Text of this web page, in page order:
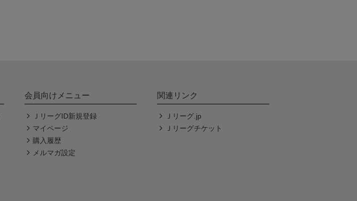
会員向けメニュー
ＪリーグID新規登録
マイページ
購入履歴
メルマガ設定
関連リンク
Ｊリーグ.jp
Ｊリーグチケット